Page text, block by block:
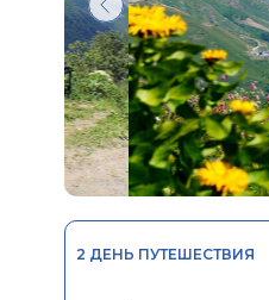
2 ДЕНЬ ПУТЕШЕСТВИЯ